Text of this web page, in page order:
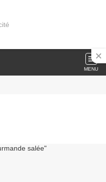
MENU